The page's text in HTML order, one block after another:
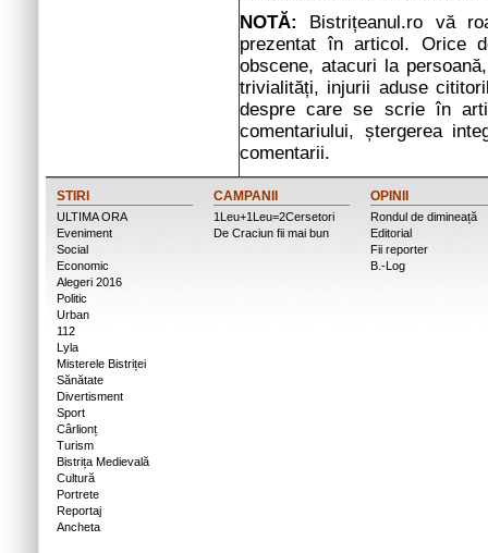
NOTĂ: Bistrițeanul.ro vă
prezentat în articol. Orice
obscene, atacuri la
trivialități, injurii aduse
despre care se scrie în
comentariului, ștergerea
comentarii.
STIRI
ULTIMA ORA
Eveniment
Social
Economic
Alegeri 2016
Politic
Urban
112
Lyla
Misterele Bistriței
Sănătate
Divertisment
Sport
Cârlionț
Turism
Bistrița Medievală
Cultură
Portrete
Reportaj
Ancheta
CAMPANII
1Leu+1Leu=2Cersetori
De Craciun fii mai bun
OPINII
Rondul de dimineață
Editorial
Fii reporter
B.-Log